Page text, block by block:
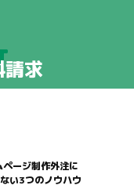
求
ページ制作外注に
い3つのノウハウ